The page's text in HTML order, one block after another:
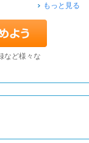
もっと見る
など様々な